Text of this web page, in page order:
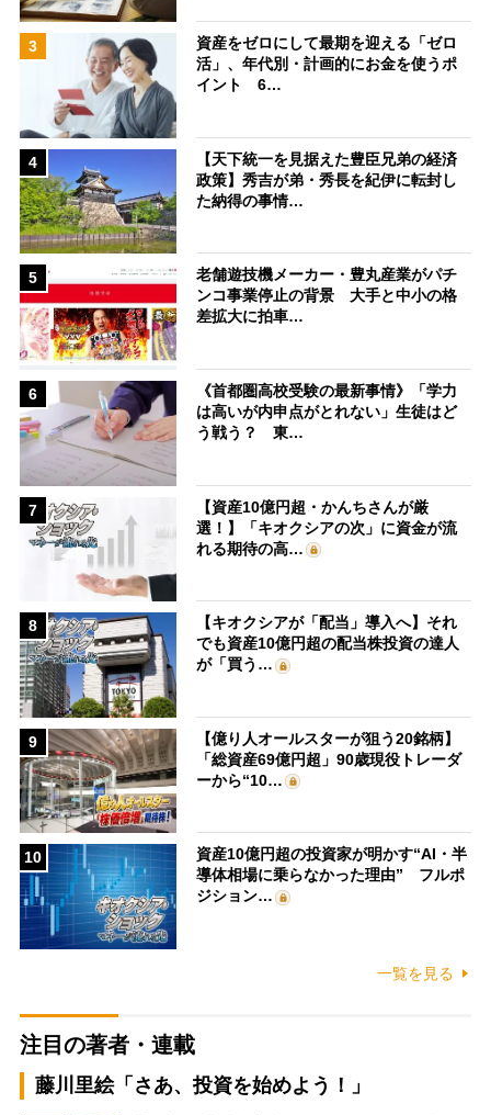
3
資産をゼロにして最期を迎える「ゼロ
活」、年代別・計画的にお金を使うポ
イント 6…
4
【天下統一を見据えた豊臣兄弟の経済
政策】秀吉が弟・秀長を紀伊に転封し
た納得の事情…
5
老舗遊技機メーカー・豊丸産業がパチ
ンコ事業停止の背景 大手と中小の格
差拡大に拍車…
6
《首都圏高校受験の最新事情》「学力
は高いが内申点がとれない」生徒はど
う戦う？ 東…
7
【資産10億円超・かんちさんが厳
選！】「キオクシアの次」に資金が流
れる期待の高…
8
【キオクシアが「配当」導入へ】それ
でも資産10億円超の配当株投資の達人
が「買う…
9
【億り人オールスターが狙う20銘柄】
「総資産69億円超」90歳現役トレーダ
ーから“10…
10
資産10億円超の投資家が明かす“AI・半
導体相場に乗らなかった理由” フルポ
ジション…
一覧を見る
注目の著者・連載
藤川里絵「さあ、投資を始めよう！」